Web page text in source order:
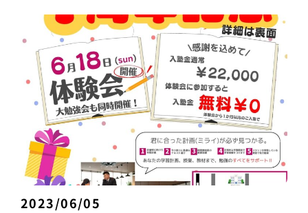
2023/06/05